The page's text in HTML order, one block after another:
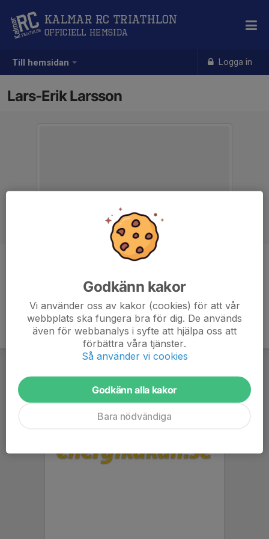
Till hemsidan Logga in
Kalmar RC Triathlon
Officiell hemsida
Lars-Erik Larsson
Godkänn kakor
Vi använder oss av kakor (cookies) för att vår
webbplats ska fungera bra för dig. De används
även för webbanalys i syfte att hjälpa oss att
förbättra våra tjänster.
Så använder vi cookies
Godkänn alla kakor
Bara nödvändiga